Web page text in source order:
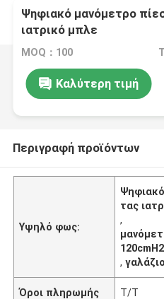
Ψηφιακό μανόμετρο
ιατρικό μπλε
MOQ：100
Καλύτερη τιμή
Περιγραφή προϊόντων
Υψηλό φως:
τας
,
,
Όροι πληρωμής Τ/Τ